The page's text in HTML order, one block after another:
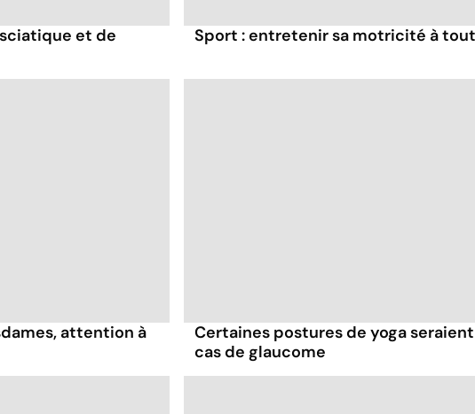
et de
Sport : entretenir sa motricité à
attention à
Certaines postures de yoga
cas de glaucome